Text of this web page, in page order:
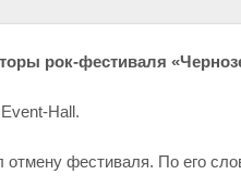
рок-фестиваля
Hall.
отмену фестиваля. По его